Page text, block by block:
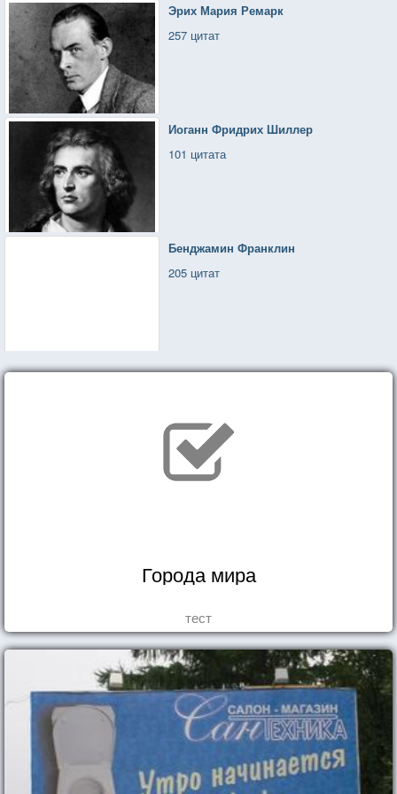
Всех нас согреет
Вера одна
Кто-то успеет, ты или я.
Все очень просто:
Сказки обман
Солнечный остров скрылся в туман
Всех нас согреет вера одна
Кто-то успеет, ты или я.
Эрих Мария Ремарк
257 цитат
Иоганн Фридрих Шиллер
101 цитата
Бенджамин Франклин
205 цитат
Города мира
тест